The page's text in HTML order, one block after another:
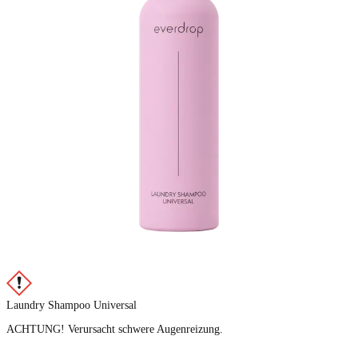
Laundry Shampoo Universal
ACHTUNG! Verursacht schwere Augenreizung.